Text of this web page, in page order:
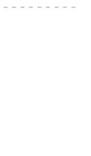
－－－－－－－－